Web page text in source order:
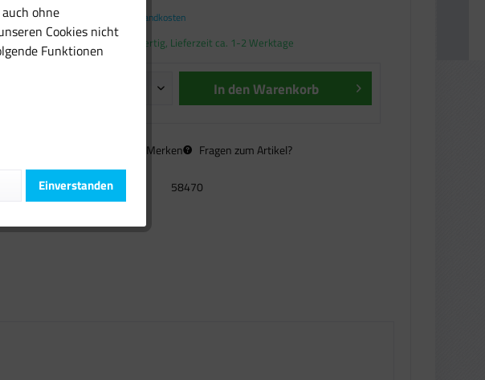
inkl. MwSt. zzgl. Versandkosten
Sofort versandfertig, Lieferzeit ca. 1-2 Werktage
In denWarenkorb
Merken Fragen zum Artikel?
Artikel-Nr.: 58470
ohne
Cookies nicht
Funktionen
Einverstanden